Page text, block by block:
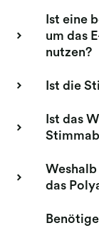
Ist eine
um das
nutzen?
Ist die
Ist das
das